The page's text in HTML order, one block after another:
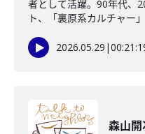
者として活躍。90年代、
ト、「裏原系カルチャー
2026.05.29 |
森山